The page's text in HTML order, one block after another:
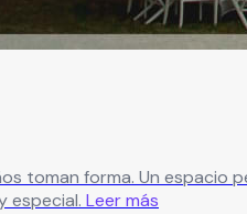
toman forma. Un
especial. Leer más